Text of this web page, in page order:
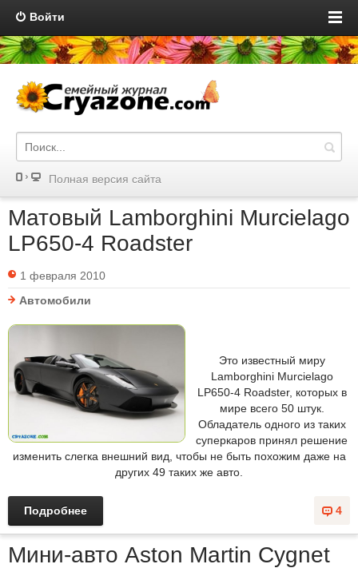
Войти
Полная версия сайта
Матовый Lamborghini Murcielago
LP650-4 Roadster
1 февраля 2010
Автомобили
Это известный миру
Lamborghini Murcielago
LP650-4 Roadster, которых в
мире всего 50 штук.
Обладатель одного из таких
суперкаров принял решение
изменить слегка внешний вид, чтобы не быть похожим даже на
других 49 таких же авто.
4
Подробнее
Мини-авто Aston Martin Cygnet